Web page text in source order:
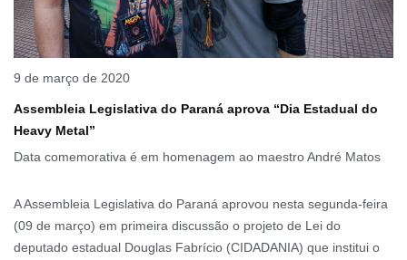
9 de março de 2020
Assembleia Legislativa do Paraná aprova “Dia Estadual do
Heavy Metal”
Data comemorativa é em homenagem ao maestro André Matos
A Assembleia Legislativa do Paraná aprovou nesta segunda-feira
(09 de março) em primeira discussão o projeto de Lei do
deputado estadual Douglas Fabrício (CIDADANIA) que institui o